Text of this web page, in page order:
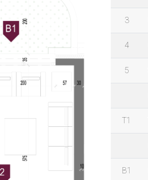
3
4
5
T1
B1